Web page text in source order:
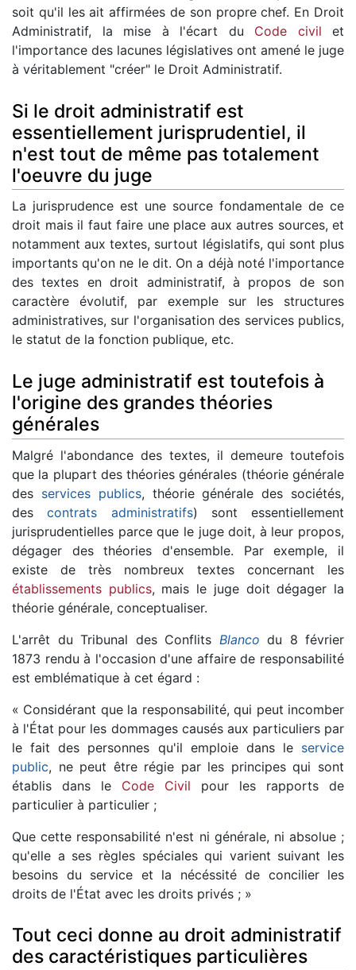
soit qu'il les ait affirmées de son propre chef. En Droit
Administratif, la mise à l'écart du Code civil et
l'importance des lacunes législatives ont amené le juge
à véritablement "créer" le Droit Administratif.
Si le droit administratif est
essentiellement jurisprudentiel, il
n'est tout de même pas totalement
l'oeuvre du juge
La jurisprudence est une source fondamentale de ce
droit mais il faut faire une place aux autres sources, et
notamment aux textes, surtout législatifs, qui sont plus
importants qu'on ne le dit. On a déjà noté l'importance
des textes en droit administratif, à propos de son
caractère évolutif, par exemple sur les structures
administratives, sur l'organisation des services publics,
le statut de la fonction publique, etc.
Le juge administratif est toutefois à
l'origine des grandes théories
générales
Malgré l'abondance des textes, il demeure toutefois
que la plupart des théories générales (théorie générale
des services publics, théorie générale des sociétés,
descontrats administratifs) sont essentiellement
jurisprudentielles parce que le juge doit, à leur propos,
dégager des théories d'ensemble. Par exemple, il
existe de très nombreux textes concernant les
établissements publics, mais le juge doit dégager la
théorie générale, conceptualiser.
L'arrêt du Tribunal des Conflits Blanco du 8 février
1873 rendu à l'occasion d'une affaire de responsabilité
est emblématique à cet égard :
« Considérant que la responsabilité, qui peut incomber
à l'État pour les dommages causés aux particuliers par
le fait des personnes qu'il emploie dans le service
public, ne peut être régie par les principes qui sont
établis dans le Code Civil pour les rapports de
particulier à particulier ;
Que cette responsabilité n'est ni générale, ni absolue ;
qu'elle a ses règles spéciales qui varient suivant les
besoins du service et la nécéssité de concilier les
droits de l'État avec les droits privés ; »
Tout ceci donne au droit administratif
des caractéristiques particulières